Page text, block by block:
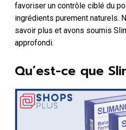
favoriser un contrôle ciblé du
ingrédients purement naturels.
savoir plus et avons soumis
approfondi.
Qu’est-ce que